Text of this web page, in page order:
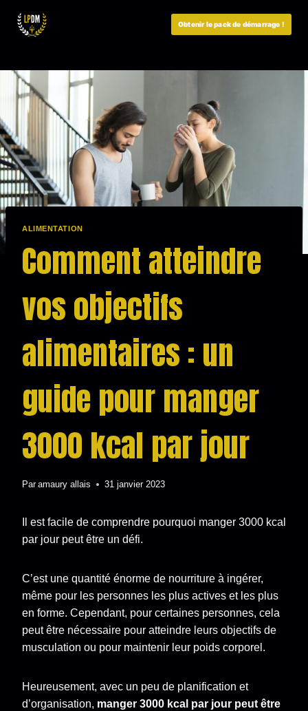
Obtenir le pack de démarrage !
ALIMENTATION
Comment atteindre
vos objectifs
alimentaires : un
guide pour manger
3000 kcal par jour
Par amaury allais 31 janvier 2023
Il est facile de comprendre pourquoi manger 3000 kcal
par jour peut être un défi.
C’est une quantité énorme de nourriture à ingérer,
même pour les personnes les plus actives et les plus
en forme. Cependant, pour certaines personnes, cela
peut être nécessaire pour atteindre leurs objectifs de
musculation ou pour maintenir leur poids corporel.
Heureusement, avec un peu de planification et
d’organisation, manger 3000 kcal par jour peut être